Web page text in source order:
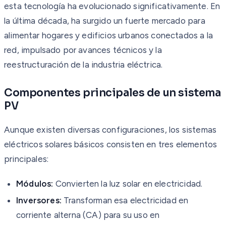
esta tecnología ha evolucionado significativamente. En
la última década, ha surgido un fuerte mercado para
alimentar hogares y edificios urbanos conectados a la
red, impulsado por avances técnicos y la
reestructuración de la industria eléctrica.
Componentes principales de un sistema
PV
Aunque existen diversas configuraciones, los sistemas
eléctricos solares básicos consisten en tres elementos
principales:
Módulos: Convierten la luz solar en electricidad.
Inversores: Transforman esa electricidad en
corriente alterna (CA) para su uso en